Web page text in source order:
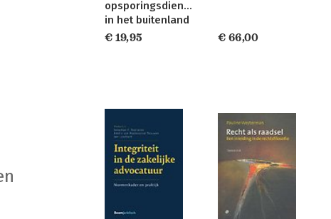
opsporingsdiensten
in het buitenland
€ 19,95
€ 66,00